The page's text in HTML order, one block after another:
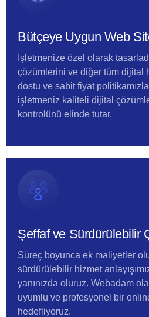
Bütçeye Uygun Web
İşletmenize özel olarak
çözümlerini ve diğer tüm dijital
dostu ve sabit fiyat
işletmeniz kaliteli dijital
kontrolünü elinde tutar.
Şeffaf ve Sürdürülebilir
Süreç boyunca ek maliyetler
sürdürülebilir hizmet
yanınızda oluruz. Webadam
uyumlu ve profesyonel bir
hedefliyoruz.